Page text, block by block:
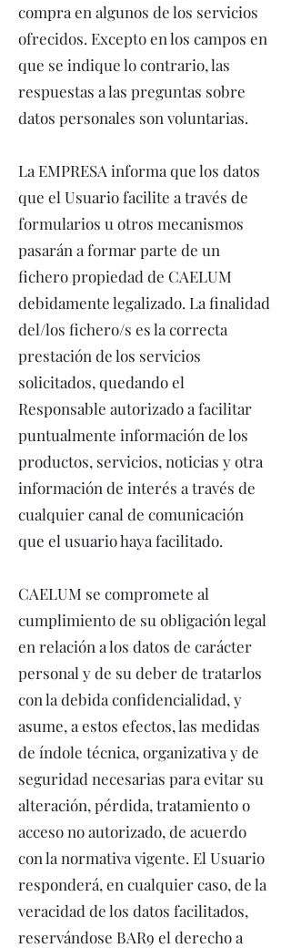
compra en algunos de los servicios
ofrecidos. Excepto en los campos en
que se indique lo contrario, las
respuestas a las preguntas sobre
datos personales son voluntarias.
La EMPRESA informa que los datos
que el Usuario facilite a través de
formularios u otros mecanismos
pasarán a formar parte de un
fichero propiedad de CAELUM
debidamente legalizado. La finalidad
del/los fichero/s es la correcta
prestación de los servicios
solicitados, quedando el
Responsable autorizado a facilitar
puntualmente información de los
productos, servicios, noticias y otra
información de interés a través de
cualquier canal de comunicación
que el usuario haya facilitado.
CAELUM se compromete al
cumplimiento de su obligación legal
en relación a los datos de carácter
personal y de su deber de tratarlos
con la debida confidencialidad, y
asume, a estos efectos, las medidas
de índole técnica, organizativa y de
seguridad necesarias para evitar su
alteración, pérdida, tratamiento o
acceso no autorizado, de acuerdo
con la normativa vigente. El Usuario
responderá, en cualquier caso, de la
veracidad de los datos facilitados,
reservándose BAR9 el derecho a